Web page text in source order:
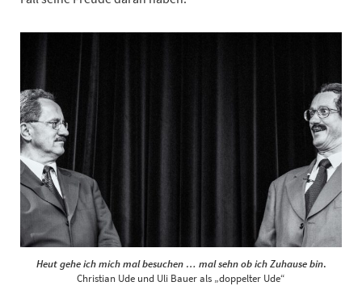
Heut gehe ich mich mal besuchen … mal sehn ob ich Zuhause bin.
Christian Ude und Uli Bauer als „doppelter Ude“